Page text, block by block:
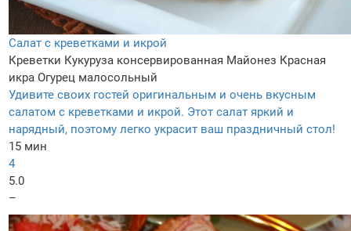
Салат с креветками и икрой
Креветки Кукуруза консервированная Майонез Красная
икра Огурец малосольный
Удивите своих гостей оригинальным и очень вкусным
салатом с креветками и икрой. Этот салат яркий и
нарядный, поэтому легко украсит ваш праздничный стол!
15 мин
4
5.0
–